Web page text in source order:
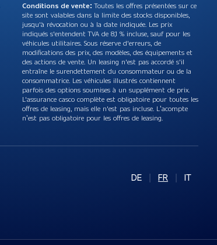
Conditions de vente: Toutes les offres présentées sur ce
site sont valables dans la limite des stocks disponibles,
jusqu'à révocation ou à la date indiquée. Les prix
indiqués s'entendent TVA de 8,1 % incluse, sauf pour les
véhicules utilitaires. Sous réserve d'erreurs, de
modifications des prix, des modèles, des équipements et
des actions de vente. Un leasing n'est pas accordé s'il
entraîne le surendettement du consommateur ou de la
consommatrice. Les véhicules illustrés contiennent
parfois des options soumises à un supplément de prix.
L'assurance casco complète est obligatoire pour toutes les
offres de leasing, mais elle n'est pas incluse. L’acompte
n’est pas obligatoire pour les offres de leasing.
DE | FR | IT